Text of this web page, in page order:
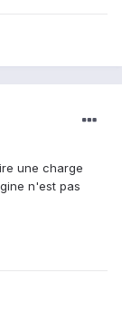
une charge
n'est pas